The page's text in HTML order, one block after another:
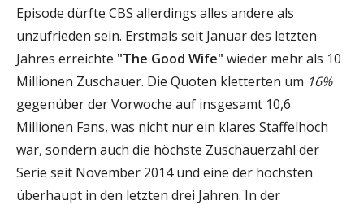
Episode dürfte CBS allerdings alles andere als
unzufrieden sein. Erstmals seit Januar des letzten
Jahres erreichte "The Good Wife" wieder mehr als 10
Millionen Zuschauer. Die Quoten kletterten um 16%
gegenüber der Vorwoche auf insgesamt 10,6
Millionen Fans, was nicht nur ein klares Staffelhoch
war, sondern auch die höchste Zuschauerzahl der
Serie seit November 2014 und eine der höchsten
überhaupt in den letzten drei Jahren. In der